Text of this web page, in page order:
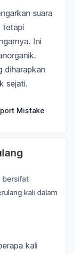
suara
tetapi
Ini
diharapkan
sejati.
Mistake
bersifat
kali dalam
kali